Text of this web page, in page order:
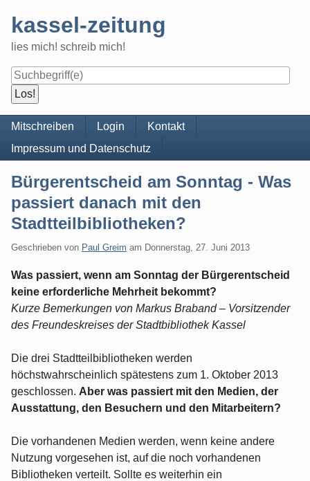
content
kassel-zeitung
lies mich! schreib mich!
Navigation
Mitschreiben Login
Kontakt
Impressum und Datenschutz
Bürgerentscheid am Sonntag - Was
passiert danach mit den
Stadtteilbibliotheken?
Geschrieben von Paul Greim am Donnerstag, 27. Juni 2013
Was passiert, wenn am Sonntag der Bürgerentscheid
keine erforderliche Mehrheit bekommt?
Kurze Bemerkungen von Markus Braband – Vorsitzender
des Freundeskreises der Stadtbibliothek Kassel
Die drei Stadtteilbibliotheken werden
höchstwahrscheinlich spätestens zum 1. Oktober 2013
geschlossen. Aber was passiert mit den Medien, der
Ausstattung, den Besuchern und den Mitarbeitern?
Die vorhandenen Medien werden, wenn keine andere
Nutzung vorgesehen ist, auf die noch vorhandenen
Bibliotheken verteilt. Sollte es weiterhin ein